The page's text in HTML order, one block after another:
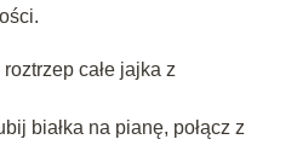
całe jajka z
białka na pianę, połącz z